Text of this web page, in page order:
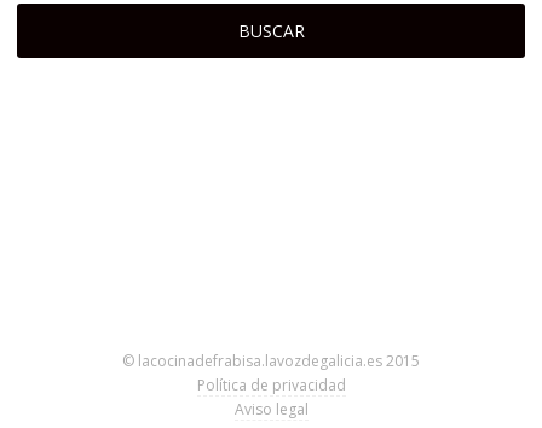
© lacocinadefrabisa.lavozdegalicia.es 2015
Política de privacidad
Aviso legal